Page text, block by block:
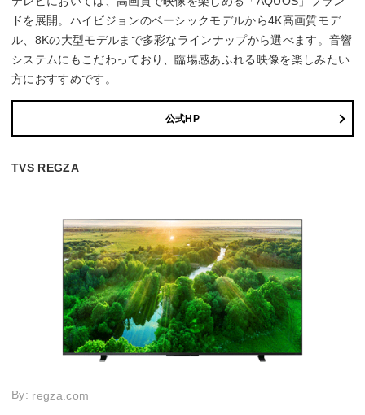
ドを展開。ハイビジョンのベーシックモデルから4K高画質モデ
ル、8Kの大型モデルまで多彩なラインナップから選べます。音響
システムにもこだわっており、臨場感あふれる映像を楽しみたい
方におすすめです。
公式HP
TVS REGZA
By: regza.com